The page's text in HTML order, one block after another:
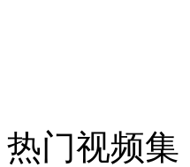
热门视频集